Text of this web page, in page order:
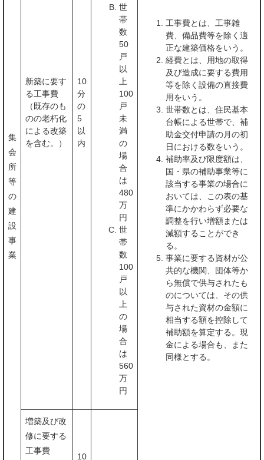
集
会
所
等
の
建
設
事
業
新築に要す
る工事費
（既存のも
のの老朽化
による改築
を含む。）
10
分
の
5
以
内
世
帯
数
50
戸
以
上
100
戸
未
満
の
場
合
は
480
万
円
世
帯
数
100
戸
以
上
の
場
合
は
560
万
円
工事費とは、工事雑
費、備品費等を除く適
正な建築価格をいう。
経費とは、用地の取得
及び造成に要する費用
等を除く設備の直接費
用をいう。
世帯数とは、住民基本
台帳による世帯で、補
助金交付申請の月の初
日における数をいう。
補助率及び限度額は、
国・県の補助事業等に
該当する事業の場合に
おいては、この表の基
準にかかわらず必要な
調整を行い増額または
減額することができ
る。
事業に要する資材が公
共的な機関、団体等か
ら無償で供与されたも
のについては、その供
与された資材の金額に
相当する額を控除して
補助額を算定する。現
金による場合も、また
同様とする。
増築及び改
修に要する
工事費
10